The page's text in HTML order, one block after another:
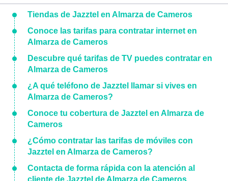
Tiendas de Jazztel en Almarza de Cameros
Conoce las tarifas para contratar internet en
Almarza de Cameros
Descubre qué tarifas de TV puedes contratar en
Almarza de Cameros
¿A qué teléfono de Jazztel llamar si vives en
Almarza de Cameros?
Conoce tu cobertura de Jazztel en Almarza de
Cameros
¿Cómo contratar las tarifas de móviles con
Jazztel en Almarza de Cameros?
Contacta de forma rápida con la atención al
cliente de Jazztel de Almarza de Cameros